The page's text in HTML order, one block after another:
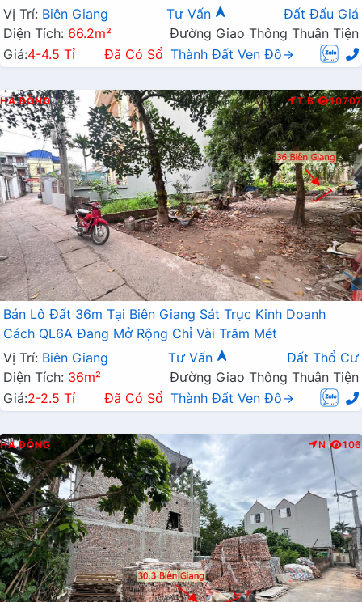
Mở Rộng
Vị Trí: Biên Giang Tư Vấn
Đất Đấu Giá
Diện Tích: 66.2m²
Đường Giao Thông Thuận Tiện
Giá:4-4.5 Tỉ Đã Có Sổ Thành Đất Ven Đô→
HÀ ĐÔNG T.B 10707
Bán Lô Đất 36m Tại Biên Giang Sát Trục Kinh Doanh
Cách QL6A Đang Mở Rộng Chỉ Vài Trăm Mét
Vị Trí: Biên Giang Tư Vấn
Đất Thổ Cư
Diện Tích: 36m²
Đường Giao Thông Thuận Tiện
Giá:2-2.5 Tỉ Đã Có Sổ Thành Đất Ven Đô→
HÀ ĐÔNG N 106